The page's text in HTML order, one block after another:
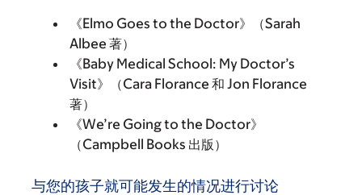
《Elmo Goes to the Doctor》（Sarah
Albee 著）
《Baby Medical School: My Doctor’s
Visit》（Cara Florance 和 Jon Florance
著）
《We’re Going to the Doctor》
（Campbell Books 出版）
与您的孩子就可能发生的情况进行讨论